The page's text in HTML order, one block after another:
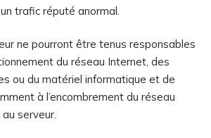
trafic réputé anormal.
ne pourront être tenus responsables
du réseau Internet, des
ou du matériel informatique et de
à l’encombrement du réseau
serveur.